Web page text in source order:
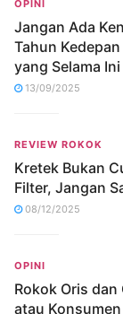
OPINI
Jangan Ada
Tahun
yang Selama
13/09/2025
REVIEW ROKOK
Kretek Bukan
Filter, Jangan
08/12/2025
OPINI
Rokok Oris dan
atau